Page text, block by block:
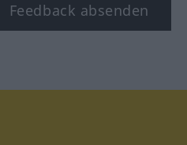
Feedback absenden